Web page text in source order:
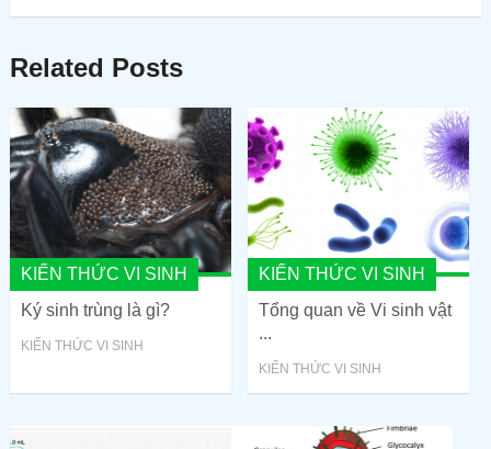
Related Posts
KIẾN THỨC VI SINH
Ký sinh trùng là gì?
KIẾN THỨC VI SINH
KIẾN THỨC VI SINH
Tổng quan về Vi sinh vật
...
KIẾN THỨC VI SINH